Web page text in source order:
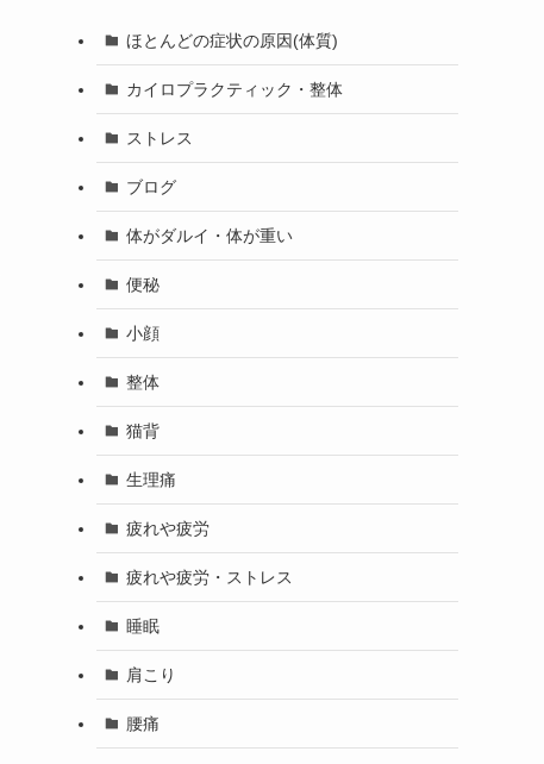
ほとんどの症状の原因(体質)
カイロプラクティック・整体
ストレス
ブログ
体がダルイ・体が重い
便秘
小顔
整体
猫背
生理痛
疲れや疲労
疲れや疲労・ストレス
睡眠
肩こり
腰痛